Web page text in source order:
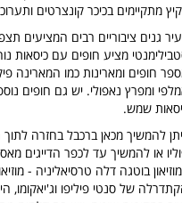
מתקיימים בכיכר קונצרטים
גנים ציבוריים רבים המציעים
מציע חופים עם כיסאות
חופים ומארינות כמו המארינה
ומפרץ נאפולי. יש גם חופים
שמש.
להמשיך מכאן ברכבל בחזרה
או להמשיך עד לכפר הדייגים
בוטגה דלה טרסיאליניה -